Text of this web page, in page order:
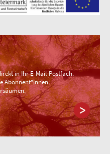
in Ihr E-Mail-Postfach.
Abonnent*innen.